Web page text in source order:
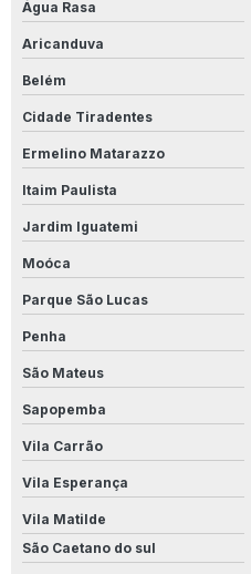
Água Rasa
Aricanduva
Belém
Cidade Tiradentes
Ermelino Matarazzo
Itaim Paulista
Jardim Iguatemi
Moóca
Parque São Lucas
Penha
São Mateus
Sapopemba
Vila Carrão
Vila Esperança
Vila Matilde
São Caetano do sul